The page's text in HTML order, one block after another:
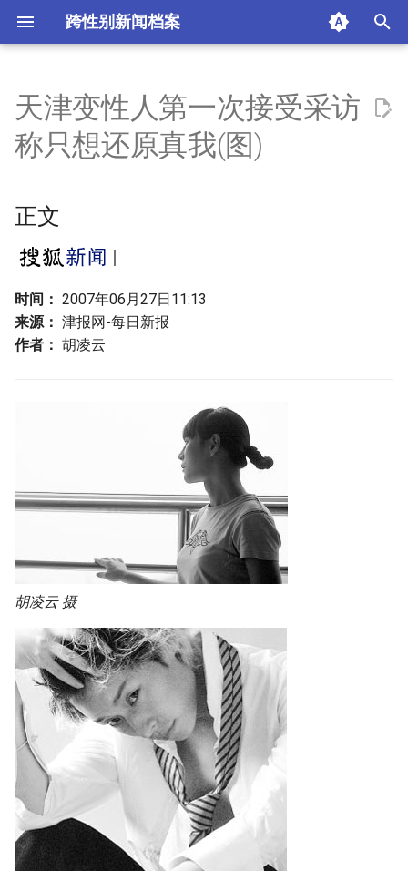
跨性别新闻档案
n
a
i
z
i
正文
摘要与附加信息
天津变性人第一次接受采访
称只想还原真我(图)
正文
时间： 2007年06月27日11:13
来源： 津报网-每日新报
作者： 胡凌云
胡凌云 摄